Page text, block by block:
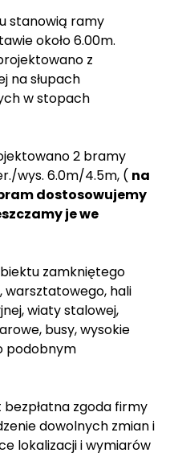
stanowią ramy
około 6.00m.
z
na słupach
w stopach
2 bramy
wys. 6.0m/4.5m, ( na
dostosowujemy
je we
zamkniętego
warsztatowego, hali
wiaty stalowej,
busy, wysokie
podobnym
zgoda firmy
dowolnych zmian i
lokalizacji i wymiarów